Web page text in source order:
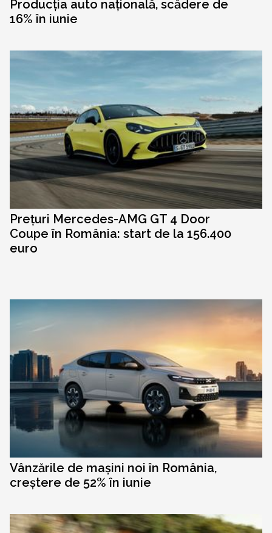
Producția auto națională, scădere de
16% în iunie
Prețuri Mercedes-AMG GT 4 Door
Coupe în România: start de la 156.400
euro
Vânzările de mașini noi în România,
creștere de 52% în iunie